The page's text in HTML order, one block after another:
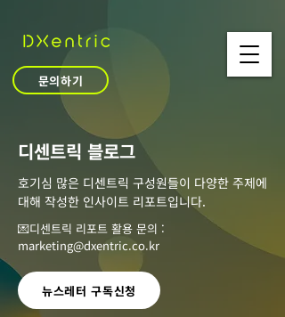
문의하기
​디센트릭 블로그
호기심 많은 디센트릭 구성원들이 다양한 주제에
대해 작성한 인사이트 리포트입니다.
💌디센트릭 리포트 활용 문의 :
marketing@dxentric.co.kr
뉴스레터 구독신청